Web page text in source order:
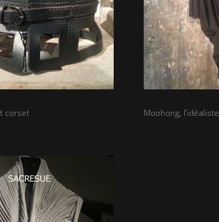
corset Moohong, l’idéaliste